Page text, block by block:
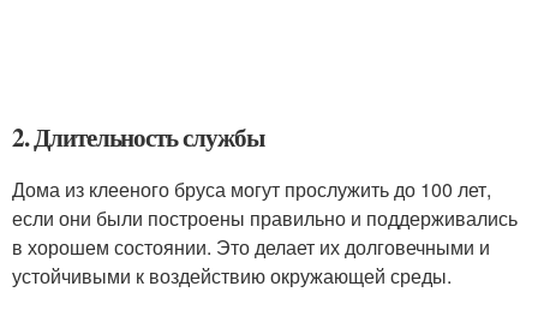
2. Длительность службы
Дома из клееного бруса могут прослужить до 100 лет,
если они были построены правильно и поддерживались
в хорошем состоянии. Это делает их долговечными и
устойчивыми к воздействию окружающей среды.